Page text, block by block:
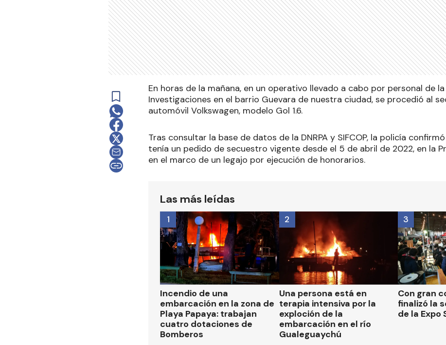
En horas de la mañana, en un operativo llevado a cabo por personal de la
Investigaciones en el barrio Guevara de nuestra ciudad, se procedió al
automóvil Volkswagen, modelo Gol 1.6.
Tras consultar la base de datos de la DNRPA y SIFCOP, la policía
tenía un pedido de secuestro vigente desde el 5 de abril de 2022, en la
en el marco de un legajo por ejecución de honorarios.
Las más leídas
Incendio de una
embarcación en la zona de
Playa Papaya: trabajan
cuatro dotaciones de
Bomberos
1
Una persona está en
terapia intensiva por la
exploción de la
embarcación en el río
Gualeguaychú
2
Con gran
finalizó la
de la
3